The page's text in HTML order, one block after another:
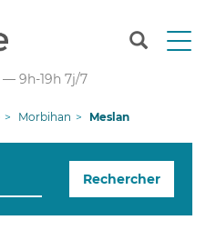
T
n
g
— 9h-19h 7j/7
Morbihan Meslan
Rechercher